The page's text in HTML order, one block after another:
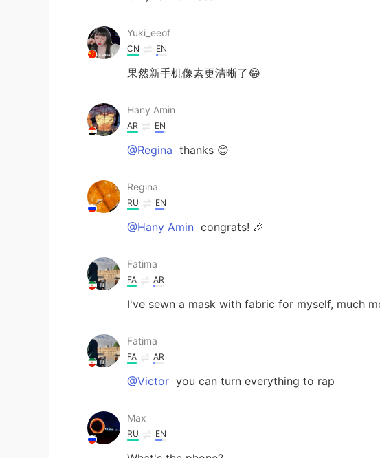
Yuki_eeof
CN EN
果然新手机像素更清晰了😂
Hany Amin
AR EN
@Regina thanks 😊
Regina
RU EN
@Hany Amin congrats! 🎉
Fatima
FA AR
I've sewn a mask with fabric for myself, much
Fatima
FA AR
@Victor you can turn everything to rap
Max
RU EN